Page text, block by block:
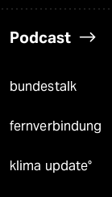
Podcast
bundestalk
fernverbindung
klima update°